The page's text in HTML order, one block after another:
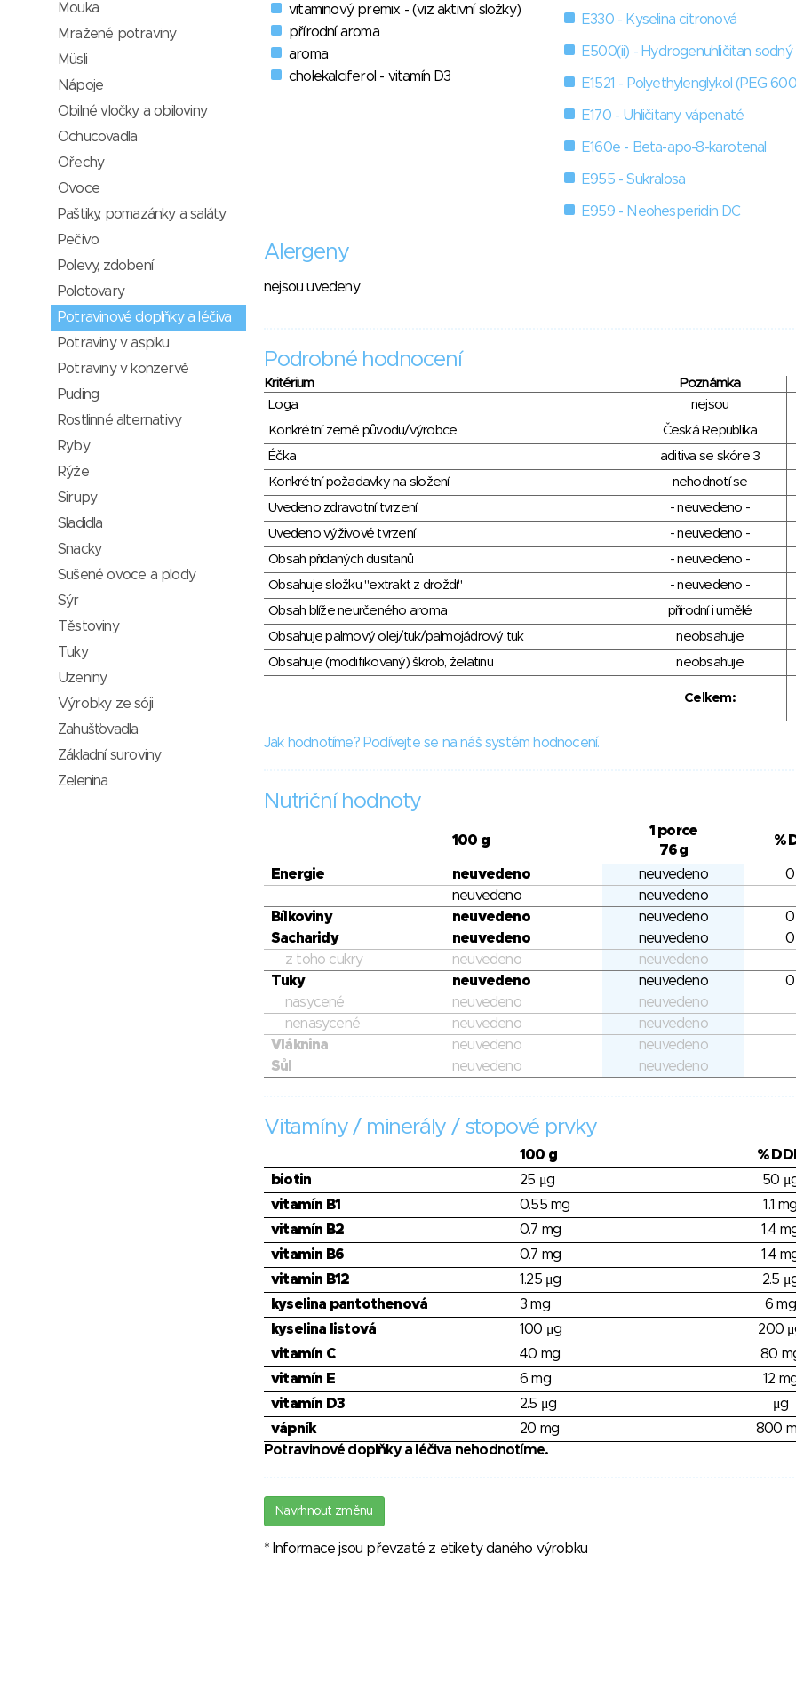
vitaminový premix - (viz aktivní složky)
přírodní aroma
aroma
cholekalciferol - vitamín D3
E330 - Kyselina citronová
E500(ii) - Hydrogenuhličitan sodný
E1521 - Polyethylenglykol (PEG
E170 - Uhličitany vápenaté
E160e - Beta-apo-8-karotenal
E955 - Sukralosa
E959 - Neohesperidin DC
Alergeny
nejsou uvedeny
Podrobné hodnocení
Kritérium Poznámka
Loga
nejsou
Konkrétní země původu/výrobce
Česká Republika
Éčka
aditiva se skóre 3
Konkrétní požadavky na složení
nehodnotí se
Uvedeno zdravotní tvrzení
- neuvedeno -
Uvedeno výživové tvrzení
- neuvedeno -
Obsah přidaných dusitanů
- neuvedeno -
Obsahuje složku "extrakt z droždí"
- neuvedeno -
Obsah blíže neurčeného aroma
přírodní i umělé
Obsahuje palmový olej/tuk/palmojádrový tuk
neobsahuje
Obsahuje (modifikovaný) škrob, želatinu
neobsahuje
Celkem:
Jak hodnotíme? Podívejte se na náš systém hodnocení.
Nutriční hodnoty
100 g
1 porce
76 g
%
Energie neuvedeno neuvedeno
0
neuvedeno
neuvedeno
Bílkoviny
neuvedeno neuvedeno
0
Sacharidy
neuvedeno neuvedeno
0
z toho cukry
neuvedeno
neuvedeno
Tuky
neuvedeno neuvedeno
0
nasycené
neuvedeno
neuvedeno
nenasycené
neuvedeno
neuvedeno
Vláknina
neuvedeno
neuvedeno
Sůl
neuvedeno neuvedeno
Vitamíny / minerály / stopové prvky
100 g
%
biotin
25 μg
50
vitamín B1
0.55 mg
1.1 mg
vitamín B2
0.7 mg
1.4
vitamin B6
0.7 mg
1.4
vitamin B12
1.25 μg
2.5
kyselina pantothenová
3 mg
6 mg
kyselina listová
100 μg
200
vitamín C
40 mg
80
vitamín E
6 mg
12
vitamín D3
2.5 μg
μg
vápník
20 mg
800
Potravinové doplňky a léčiva nehodnotíme.
Navrhnout změnu
* Informace jsou převzaté z etikety daného výrobku
Mouka
Mražené potraviny
Müsli
Nápoje
Obilné vločky a obiloviny
Ochucovadla
Ořechy
Ovoce
Paštiky, pomazánky a saláty
Pečivo
Polevy, zdobení
Polotovary
Potravinové doplňky a léčiva
Potraviny v aspiku
Potraviny v konzervě
Puding
Rostlinné alternativy
Ryby
Rýže
Sirupy
Sladidla
Snacky
Sušené ovoce a plody
Sýr
Těstoviny
Tuky
Uzeniny
Výrobky ze sóji
Zahušťovadla
Základní suroviny
Zelenina